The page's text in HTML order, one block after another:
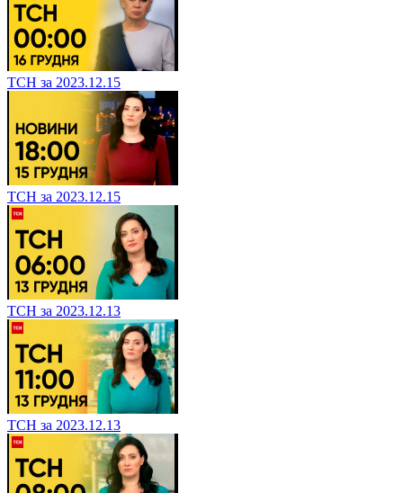
ТСН за 2023.12.15
ТСН за 2023.12.15
ТСН за 2023.12.13
ТСН за 2023.12.13